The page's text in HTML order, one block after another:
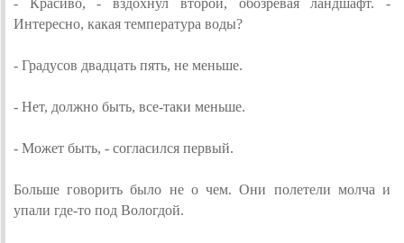
- Красиво, - вздохнул второй, обозревая ландшафт. -
Интересно, какая температура воды?
- Градусов двадцать пять, не меньше.
- Нет, должно быть, все-таки меньше.
- Может быть, - согласился первый.
Больше говорить было не о чем. Они полетели молча и
упали где-то под Вологдой.